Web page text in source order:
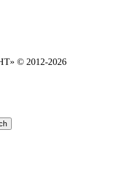
© 2012-2026